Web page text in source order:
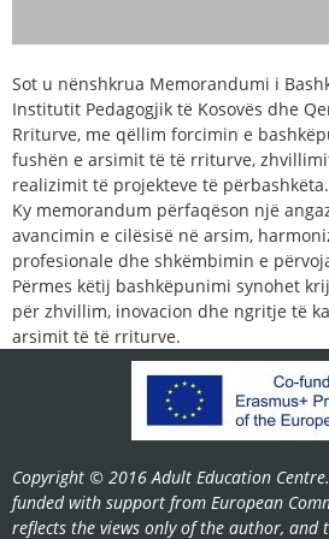
Sot u nënshkrua Memorandumi i
Institutit Pedagogjik të Kosovës dhe
Rriturve, me qëllim forcimin e
fushën e arsimit të të rriturve,
realizimit të projekteve të përbashkëta.
Ky memorandum përfaqëson një
avancimin e cilësisë në arsim,
profesionale dhe shkëmbimin e
Përmes këtij bashkëpunimi synohet
për zhvillim, inovacion dhe ngritje të
arsimit të të rriturve.
Copyright © 2016 Adult Education
funded with support from European
reflects the views only of the author, and